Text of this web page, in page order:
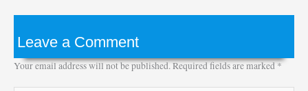
Leave a Comment
Your email address will not be published.Required fields are marked*